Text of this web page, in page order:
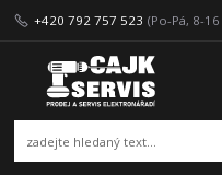
+420 792 757 523 (Po-Pá, 8-